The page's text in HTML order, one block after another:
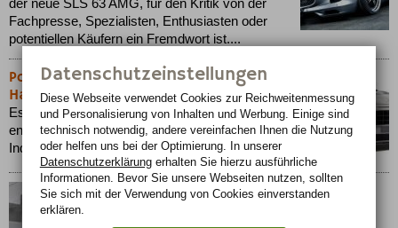
der neue SLS 63 AMG, für den Kritik von der
Fachpresse, Spezialisten, Enthusiasten oder
potentiellen Käufern ein Fremdwort ist....
Porsche Cayenne Kraftpaket von
Hamann mit 550 Turbo-PS
Es gibt nichts, was es nicht gibt. Bereits seit 1986
entwickelt und fertigt Hamann Produkte zur
Individualisierung von sportlichen Automobilen....
Datenschutzeinstellungen
Diese Webseite verwendet Cookies zur Reichweiten­messung
und Personalisierung von Inhalten und Werbung. Einige sind
technisch notwendig, andere vereinfachen Ihnen die Nutzung
oder helfen uns bei der Optimierung. In unserer
Datenschutzerklärungerhalten Sie hierzu ausführliche
Informationen. Bevor Sie unsere Webseiten nutzen, sollten
Sie sich mit der Verwendung von Cookies einverstanden
erklären.